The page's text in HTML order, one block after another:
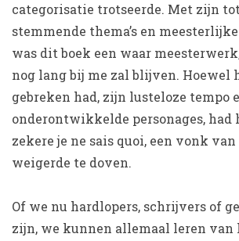
categorisatie trotseerde. Met zijn
stemmende thema’s en
was dit boek een waar
nog lang bij me zal blijven. Hoewel
gebreken had, zijn lusteloze tempo
onderontwikkelde personages, had
zekere je ne sais quoi, een vonk
weigerde te doven.
Of we nu hardlopers, schrijvers of
zijn, we kunnen allemaal leren van